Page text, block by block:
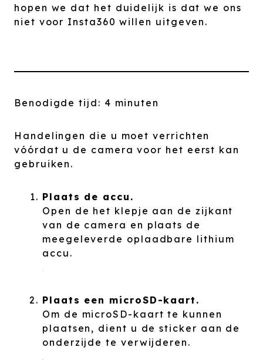
hopen we dat het duidelijk is dat we ons
niet voor Insta360 willen uitgeven.
Benodigde tijd: 4 minuten
Handelingen die u moet verrichten
vóórdat u de camera voor het eerst kan
gebruiken.
Plaats de accu.
Open de het klepje aan de zijkant
van de camera en plaats de
meegeleverde oplaadbare lithium
accu.
Plaats een microSD-kaart.
Om de microSD-kaart te kunnen
plaatsen, dient u de sticker aan de
onderzijde te verwijderen.